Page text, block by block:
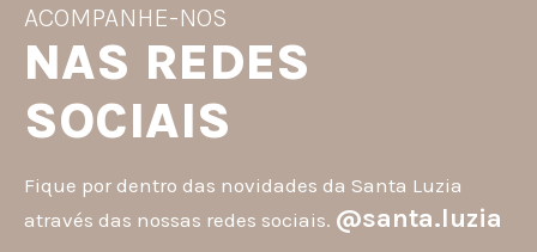
ACOMPANHE-NOS
NAS REDES
SOCIAIS
Fique por dentro das novidades da Santa Luzia
através das nossas redes sociais. @santa.luzia